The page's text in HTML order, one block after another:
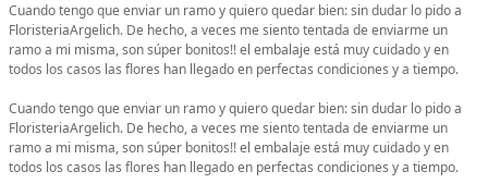
Cuando tengo que enviar un ramo y quiero quedar bien: sin dudar lo pido a
FloristeriaArgelich. De hecho, a veces me siento tentada de enviarme un
ramo a mi misma, son súper bonitos!! el embalaje está muy cuidado y en
todos los casos las flores han llegado en perfectas condiciones y a tiempo.
Cuando tengo que enviar un ramo y quiero quedar bien: sin dudar lo pido a
FloristeriaArgelich. De hecho, a veces me siento tentada de enviarme un
ramo a mi misma, son súper bonitos!! el embalaje está muy cuidado y en
todos los casos las flores han llegado en perfectas condiciones y a tiempo.